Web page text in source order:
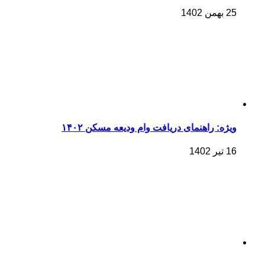
25 بهمن 1402
ویژه: راهنمای دریافت وام ودیعه مسکن ۱۴۰۲
16 تیر 1402